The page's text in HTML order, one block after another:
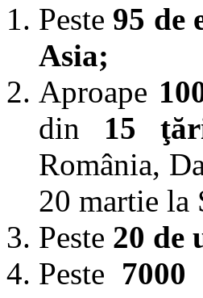
Peste 95 de
Asia;
Aproape
din 15
România,
20 martie la
Peste 20 de
Peste